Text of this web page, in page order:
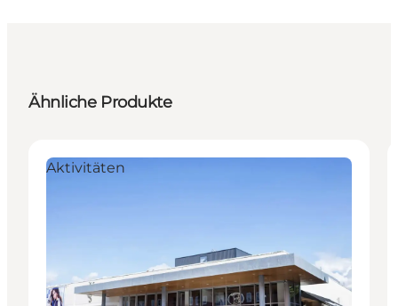
Ähnliche Produkte
Aktivitäten